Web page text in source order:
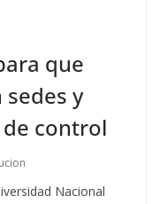
que
y
control
Nacional